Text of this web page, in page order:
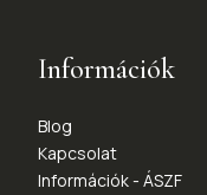
Információk
Blog
Kapcsolat
Információk - ÁSZF